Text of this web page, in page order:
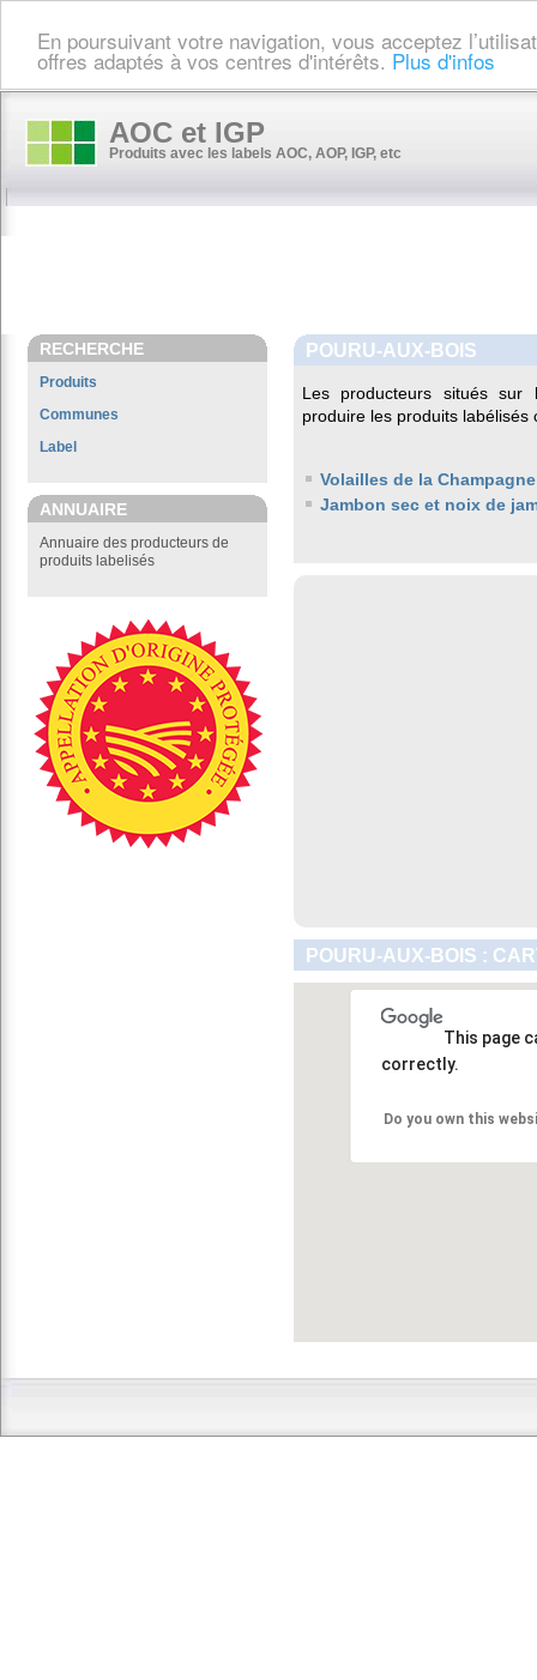
En poursuivant votre navigation, vous acceptez
offres adaptés à vos centres d'intérêts. Plus d'infos
AOC et IGP
Produits avec les labels AOC, AOP, IGP, etc
RECHERCHE
Produits
Communes
Label
ANNUAIRE
Annuaire des producteurs de
produits labelisés
POURU-AUX-BOIS
Les producteurs situés
produire les produits labélisés
Volailles de la Champagne
Jambon sec et noix de
POURU-AUX-BOIS :
This page
correctly.
Do you own this